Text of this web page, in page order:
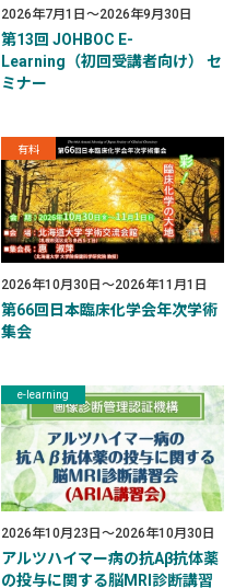
2026年7月1日 ～2026年9月30日
第13回 JOHBOC E-
Learning（初回受講者向け） セ
ミナー
有料
2026年10月30日 ～2026年11月1日
第66回日本臨床化学会年次学術
集会
e-learning
2026年10月23日～2026年10月30日
アルツハイマー病の抗Αβ抗体薬
の投与に関する脳MRI診断講習